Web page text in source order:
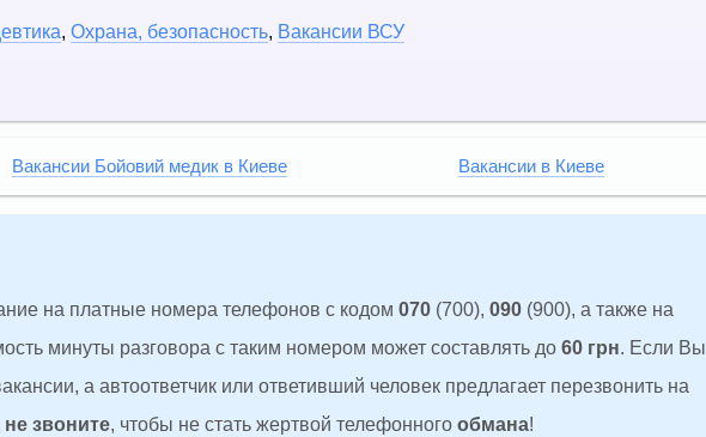
, Охрана, безопасность, Вакансии ВСУ
Вакансии Бойовий медик в Киеве Вакансии в Киеве
на платные номера телефонов с кодом 070 (700), 090 (900), а также на
минуты разговора с таким номером может составлять до 60 грн. Если Вы
а автоответчик или ответивший человек предлагает перезвонить на
не звоните, чтобы не стать жертвой телефонного обмана!